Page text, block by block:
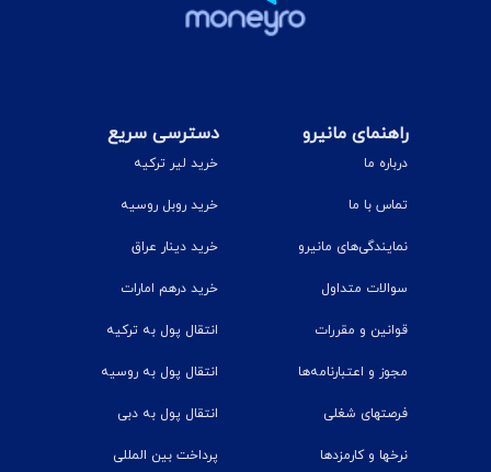
راهنمای مانیرو
درباره ما
تماس با ما
نمایندگی‌های مانیرو
سوالات متداول
قوانین و مقررات
مجوز و اعتبارنامه‌ها
فرصتهای شغلی
نرخ‎ها و کارمزدها
دسترسی سریع
خرید لیر ترکیه
خرید روبل روسیه
خرید دینار عراق
خرید درهم امارات
انتقال پول به ترکیه
انتقال پول به روسیه
انتقال پول به دبی
پرداخت بین المللی